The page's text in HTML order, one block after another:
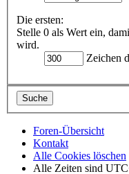
Die ersten:
Stelle 0 als Wert ein,
wird.
Zeichen
Foren-Übersicht
Kontakt
Alle Cookies löschen
Alle Zeiten sind